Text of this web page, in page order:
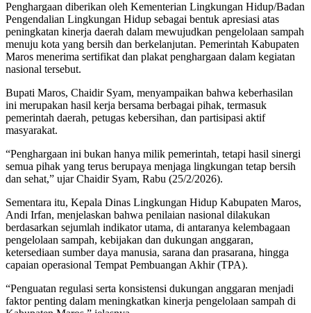
Penghargaan diberikan oleh Kementerian Lingkungan Hidup/Badan
Pengendalian Lingkungan Hidup sebagai bentuk apresiasi atas
peningkatan kinerja daerah dalam mewujudkan pengelolaan sampah
menuju kota yang bersih dan berkelanjutan. Pemerintah Kabupaten
Maros menerima sertifikat dan plakat penghargaan dalam kegiatan
nasional tersebut.
Bupati Maros, Chaidir Syam, menyampaikan bahwa keberhasilan
ini merupakan hasil kerja bersama berbagai pihak, termasuk
pemerintah daerah, petugas kebersihan, dan partisipasi aktif
masyarakat.
“Penghargaan ini bukan hanya milik pemerintah, tetapi hasil sinergi
semua pihak yang terus berupaya menjaga lingkungan tetap bersih
dan sehat,” ujar Chaidir Syam, Rabu (25/2/2026).
Sementara itu, Kepala Dinas Lingkungan Hidup Kabupaten Maros,
Andi Irfan, menjelaskan bahwa penilaian nasional dilakukan
berdasarkan sejumlah indikator utama, di antaranya kelembagaan
pengelolaan sampah, kebijakan dan dukungan anggaran,
ketersediaan sumber daya manusia, sarana dan prasarana, hingga
capaian operasional Tempat Pembuangan Akhir (TPA).
“Penguatan regulasi serta konsistensi dukungan anggaran menjadi
faktor penting dalam meningkatkan kinerja pengelolaan sampah di